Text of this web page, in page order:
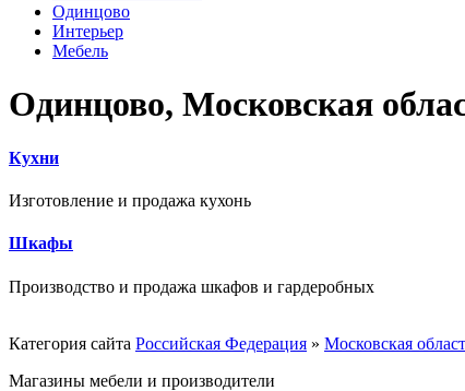
Одинцово
Интерьер
Мебель
Одинцово, Московская
Кухни
Изготовление и продажа кухонь
Шкафы
Производство и продажа шкафов и гардеробных
Категория сайта Российская Федерация » Московская
Магазины мебели и производители